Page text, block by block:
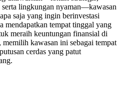
serta lingkungan nyaman—kawasan
saja yang ingin berinvestasi
mendapatkan tempat tinggal yang
meraih keuntungan finansial di
kawasan ini sebagai tempat
cerdas yang patut